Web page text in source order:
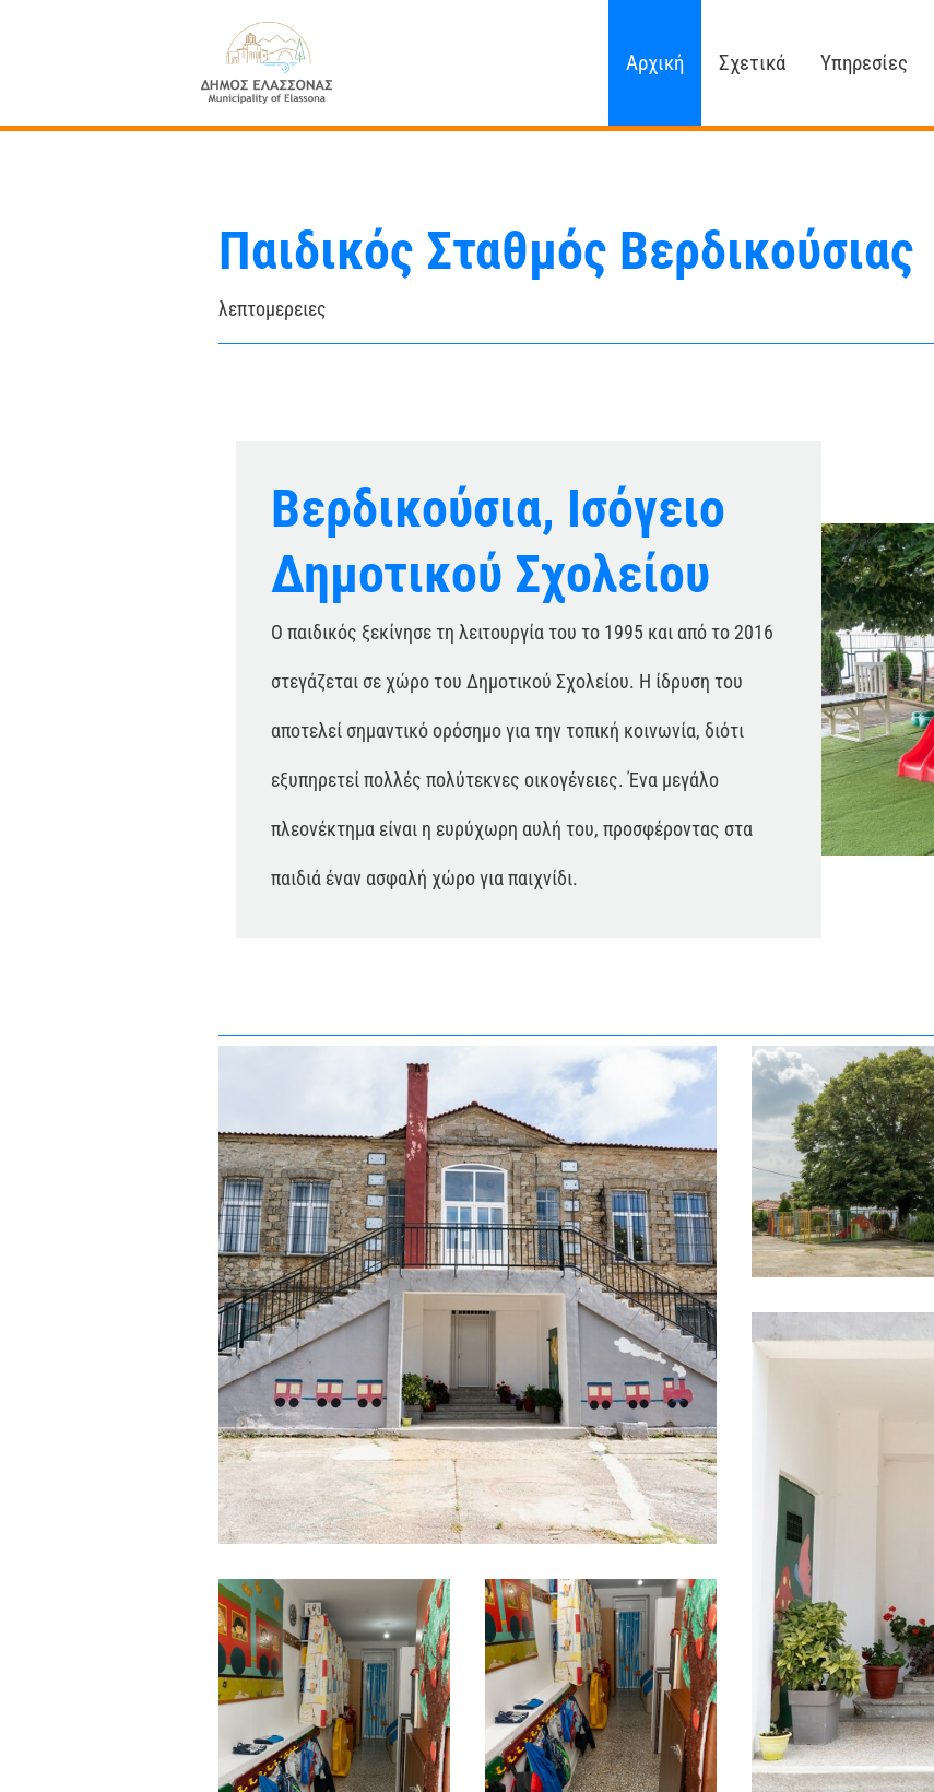
Αρχική Σχετικά Υπηρεσίες
Παιδικός Σταθμός Βερδικούσιας
λεπτομερειες
Βερδικούσια, Ισόγειο
Δημοτικού Σχολείου
Ο παιδικός ξεκίνησε τη λειτουργία του το 1995 και από το 2016
στεγάζεται σε χώρο του Δημοτικού Σχολείου. Η ίδρυση του
αποτελεί σημαντικό ορόσημο για την τοπική κοινωνία, διότι
εξυπηρετεί πολλές πολύτεκνες οικογένειες. Ένα μεγάλο
πλεονέκτημα είναι η ευρύχωρη αυλή του, προσφέροντας στα
παιδιά έναν ασφαλή χώρο για παιχνίδι.